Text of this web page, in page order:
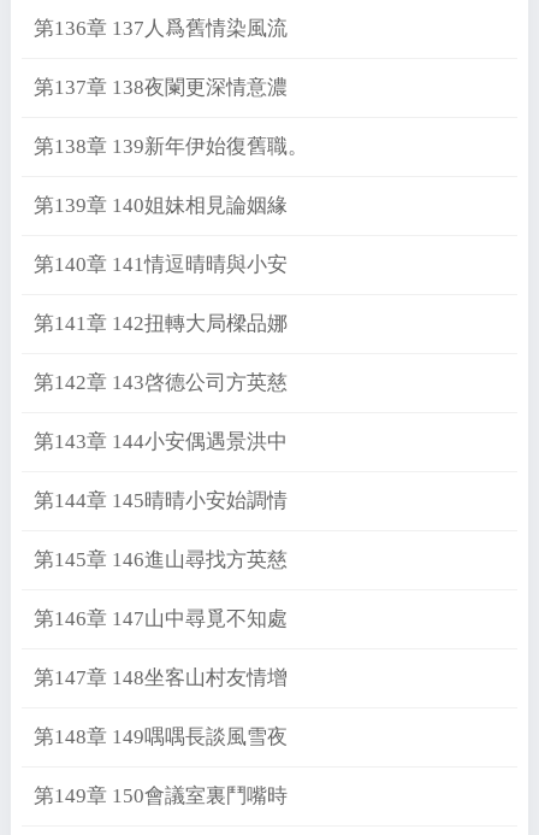
第136章 137人爲舊情染風流
第137章 138夜闌更深情意濃
第138章 139新年伊始復舊職。
第139章 140姐妹相見論姻緣
第140章 141情逗晴晴與小安
第141章 142扭轉大局樑品娜
第142章 143啓德公司方英慈
第143章 144小安偶遇景洪中
第144章 145晴晴小安始調情
第145章 146進山尋找方英慈
第146章 147山中尋覓不知處
第147章 148坐客山村友情增
第148章 149喁喁長談風雪夜
第149章 150會議室裏鬥嘴時